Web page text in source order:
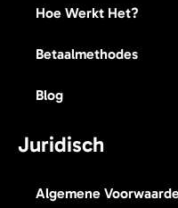
Hoe Werkt Het?
Betaalmethodes
Blog
Juridisch
Algemene